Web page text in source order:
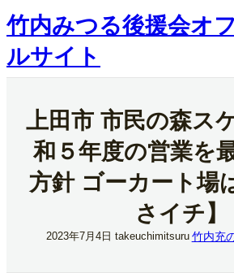
内
容
ス
キ
竹内みつる後援会オ
ルサイト
上田市 市民の森ス
和５年度の営業を
方針 ゴーカート場
さイチ】
2023年7月4日 takeuchimitsuru 竹内充